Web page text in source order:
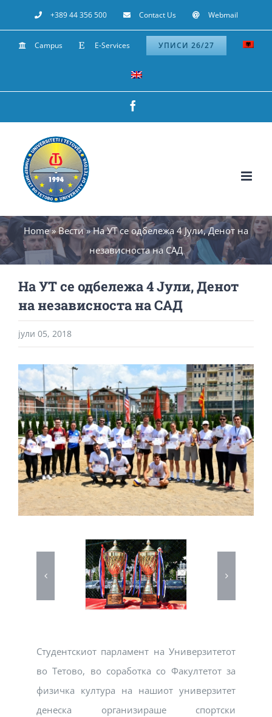
to
content
+389 44 356 500 Contact Us Webmail
Campus E-Services УПИСИ 26/27
Home»Вести»На УТ се одбележа 4 Јули, Денот на
независноста на САД
На УТ се одбележа 4 Јули, Денот
на независноста на САД
јули 05, 2018
View
Larger
Image
Студентскиот парламент на Универзитетот
во Тетово, во соработка со Факултетот за
физичка култура на нашиот универзитет
денеска организираше спортски